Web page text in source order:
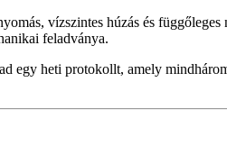
vízszintes húzás és
feladványa.
egy heti protokollt, amely